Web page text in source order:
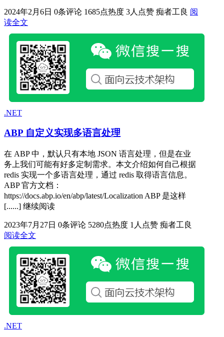
2024年2月6日 0条评论 1685点热度 3人点赞 痴者工良 阅
读全文
.NET
ABP 自定义实现多语言处理
在 ABP 中，默认只有本地 JSON 语言处理，但是在业
务上我们可能有好多定制需求。本文介绍如何自己根据
redis 实现一个多语言处理，通过 redis 取得语言信息。
ABP 官方文档：
https://docs.abp.io/en/abp/latest/Localization ABP 是这样
[......] 继续阅读
2023年7月27日 0条评论 5280点热度 1人点赞 痴者工良
阅读全文
.NET